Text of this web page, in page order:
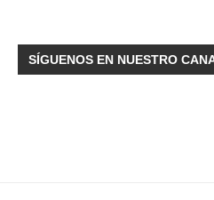
SÍGUENOS EN NUESTRO